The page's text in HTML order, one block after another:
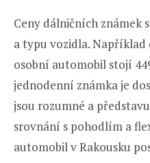
Ceny dálničních známek
a typu vozidla.
osobní automobil stojí
jednodenní známka je
jsou rozumné a
srovnání s pohodlím a
automobil v Rakousku